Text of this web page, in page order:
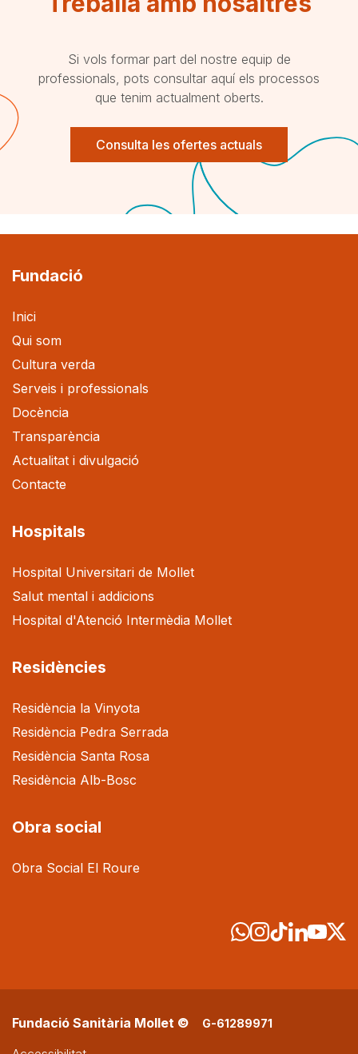
Si vols formar part del nostre equip de
professionals, pots consultar aquí els processos
que tenim actualment oberts.
Consulta les ofertes actuals
Fundació
Inici
Qui som
Cultura verda
Serveis i professionals
Docència
Transparència
Actualitat i divulgació
Contacte
Hospitals
Hospital Universitari de Mollet
Salut mental i addicions
Hospital d'Atenció Intermèdia Mollet
Residències
Residència la Vinyota
Residència Pedra Serrada
Residència Santa Rosa
Residència Alb-Bosc
Obra social
Obra Social El Roure
Fundació Sanitària Mollet © G-61289971